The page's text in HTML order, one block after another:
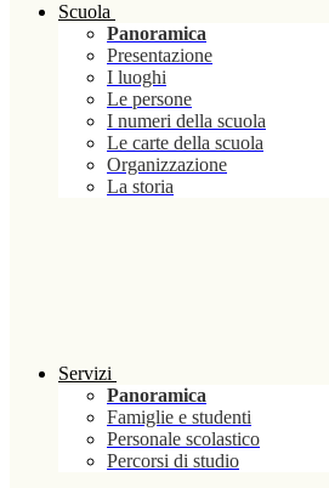
Scuola
Panoramica
Presentazione
I luoghi
Le persone
I numeri della scuola
Le carte della scuola
Organizzazione
La storia
Servizi
Panoramica
Famiglie e studenti
Personale scolastico
Percorsi di studio